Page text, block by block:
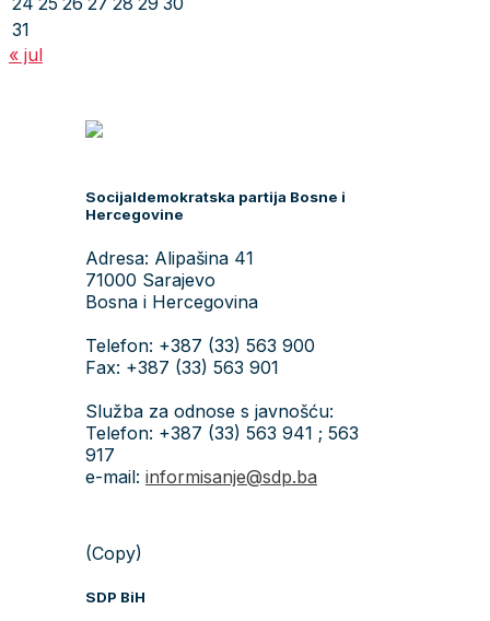
31
« jul
Socijaldemokratska partija Bosne i
Hercegovine
Adresa: Alipašina 41
71000 Sarajevo
Bosna i Hercegovina
Telefon: +387 (33) 563 900
Fax: +387 (33) 563 901
Služba za odnose s javnošću:
Telefon: +387 (33) 563 941 ; 563
917
e-mail: informisanje@sdp.ba
(Copy)
SDP BiH